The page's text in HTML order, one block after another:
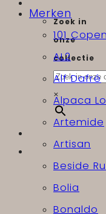
Zoek in
onze
collectie
×
Merken
101
AL2
Alf Dafré
Alpaca
Artemide
Artisan
Beside
Bolia
Bonaldo